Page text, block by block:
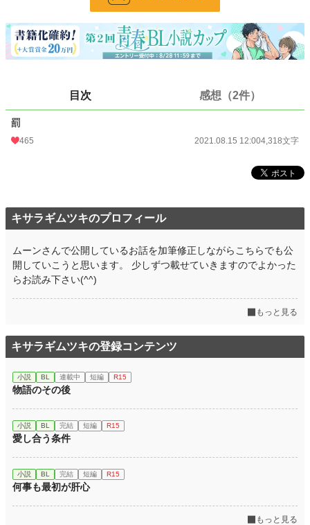
更新日時 2021.08.15 12:00
初回公開日時 2021.08.15 12:00
月間ポイント
目次 感想（2件）
罰
465 2021.08.15 12:004,318文字
キサラギムツキのプロフィール
ムーンさんで公開しているお話を加筆修正しながらこちらでも公
開していこうと思います。 少しずつ載せていきますのでよかった
らお読み下さい(^^)
もっと見る
キサラギムツキの登録コンテンツ
小説 BL 連載中 短編 R15
物語のその後
小説 BL 完結 短編 R15
愛し合う条件
小説 BL 完結 短編 R15
何事も最初が肝心
もっと見る